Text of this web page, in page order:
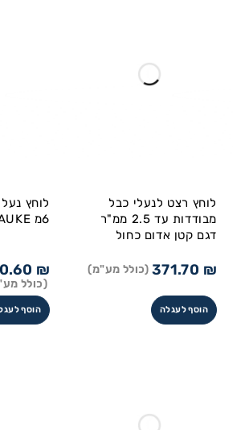
לוחץ רצט לנעלי כבל
מבודדות עד 2.5 ממ"ר
דגם קטן אדום כחול
371.70 ₪ (כולל מע"מ)
הוסף לעגלה
לוחץ
6מ K82 KLAUKE
₪
(כולל
הוסף